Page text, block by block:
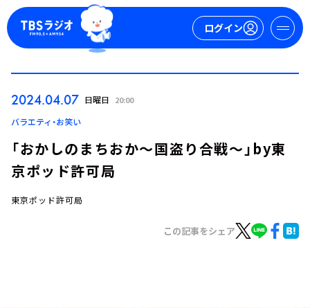
ログイン
ログイン
2024.04.07 日曜日 20:00
バラエティ・お笑い
「おかしのまちおか～国盗り合戦～」by東
京ポッド許可局
東京ポッド許可局
この記事をシェア